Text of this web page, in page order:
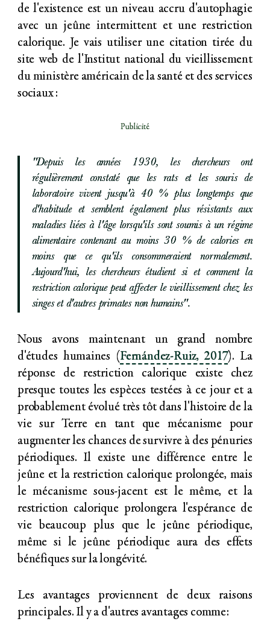
de l'existence est un niveau accru d'autophagie
avec un jeûne intermittent et une restriction
calorique. Je vais utiliser une citation tirée du
site web de l'Institut national du vieillissement
du ministère américain de la santé et des services
sociaux :
Publicité
"Depuis les années 1930, les chercheurs ont
régulièrement constaté que les rats et les souris de
laboratoire vivent jusqu'à 40 % plus longtemps que
d'habitude et semblent également plus résistants aux
maladies liées à l'âge lorsqu'ils sont soumis à un régime
alimentaire contenant au moins 30 % de calories en
moins que ce qu'ils consommeraient normalement.
Aujourd'hui, les chercheurs étudient si et comment la
restriction calorique peut affecter le vieillissement chez les
singes et d'autres primates non humains".
Nous avons maintenant un grand nombre
d'études humaines (Fernández-Ruiz, 2017). La
réponse de restriction calorique existe chez
presque toutes les espèces testées à ce jour et a
probablement évolué très tôt dans l'histoire de la
vie sur Terre en tant que mécanisme pour
augmenter les chances de survivre à des pénuries
périodiques. Il existe une différence entre le
jeûne et la restriction calorique prolongée, mais
le mécanisme sous-jacent est le même, et la
restriction calorique prolongera l'espérance de
vie beaucoup plus que le jeûne périodique,
même si le jeûne périodique aura des effets
bénéfiques sur la longévité.
Les avantages proviennent de deux raisons
principales. Il y a d'autres avantages comme: